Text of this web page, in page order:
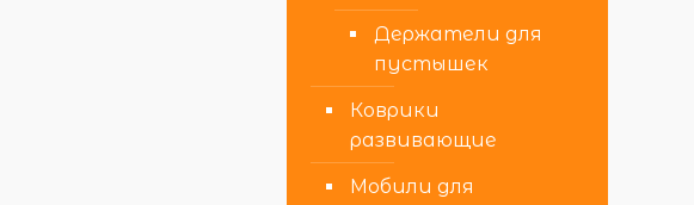
Держатели для
пустышек
Коврики
развивающие
Мобили для